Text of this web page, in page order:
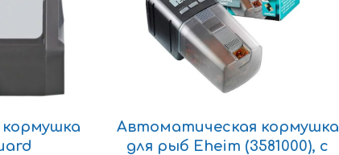
Автоматическая кормушка
для рыб Eheim (3581000), с